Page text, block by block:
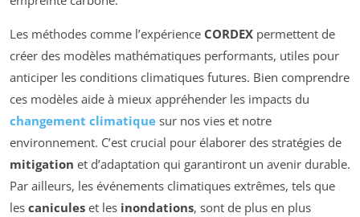
Les méthodes comme l’expérience CORDEX permettent de
créer des modèles mathématiques performants, utiles pour
anticiper les conditions climatiques futures. Bien comprendre
ces modèles aide à mieux appréhender les impacts du
changement climatique sur nos vies et notre
environnement. C’est crucial pour élaborer des stratégies de
mitigation et d’adaptation qui garantiront un avenir durable.
Par ailleurs, les événements climatiques extrêmes, tels que
les canicules et les inondations, sont de plus en plus